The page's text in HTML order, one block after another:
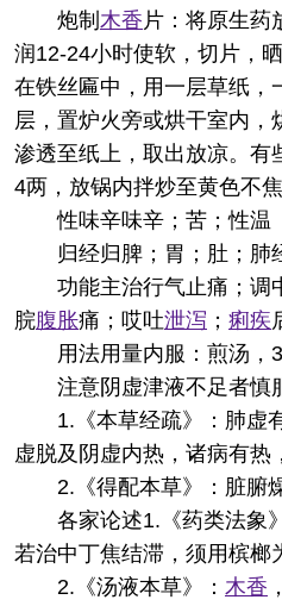
炮制 木香 片：将原生药
润12-24小时使软，切片，
在铁丝匾中，用一层草纸，
层，置炉火旁或烘干室内，
渗透至纸上，取出放凉。有
4两，放锅内拌炒至黄色不
性味辛味辛；苦；性温
归经归脾；胃；肚；肺
功能主治行气止痛；调
脘腹胀痛；哎吐泄泻 ； 痢疾
用法用量内服：煎汤，
注意阴虚津液不足者慎
1.《本草经疏》：肺虚
虚脱及阴虚内热，诸病有热
2.《得配本草》：脏腑
各家论述1.《药类法象
若治中丁焦结滞，须用槟榔
2.《汤液本草》： 木香